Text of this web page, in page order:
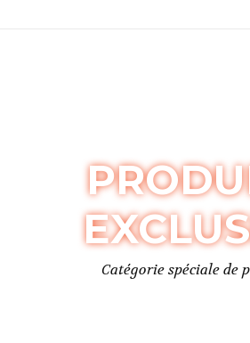
Catégorie spéciale de